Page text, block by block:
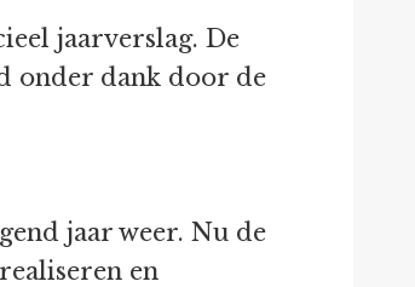
jaarverslag. De
onder dank door de
jaar weer. Nu de
en